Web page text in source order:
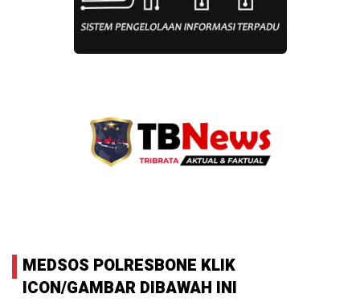
MEDSOS POLRESBONE KLIK
ICON/GAMBAR DIBAWAH INI